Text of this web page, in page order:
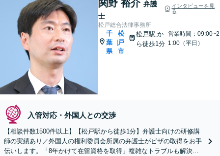
関野 裕介 弁護
士
インタビューを見
る
松戸総合法律事務所
千
葉
県
松
戸
市
松戸駅 か
ら徒歩1分
営業時間：09:00~2
1:00（平日）
入管対応・外国人との交渉
【相談件数1500件以上】【松戸駅から徒歩1分】弁護士向けの研修講
師の実績あり／外国人の権利委員会所属の弁護士がビザの取得をお手
伝いします。「8年かけて在留資格を取得」複雑なトラブルも解決。